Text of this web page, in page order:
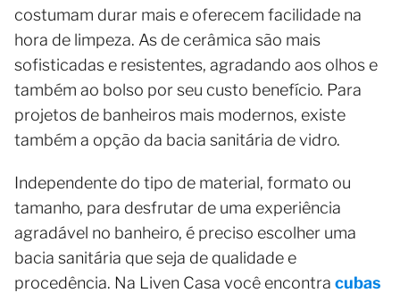
costumam durar mais e oferecem facilidade na
hora de limpeza. As de cerâmica são mais
sofisticadas e resistentes, agradando aos olhos e
também ao bolso por seu custo benefício. Para
projetos de banheiros mais modernos, existe
também a opção da bacia sanitária de vidro.
Independente do tipo de material, formato ou
tamanho, para desfrutar de uma experiência
agradável no banheiro, é preciso escolher uma
bacia sanitária que seja de qualidade e
procedência. Na Liven Casa você encontra cubas